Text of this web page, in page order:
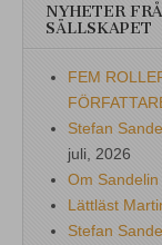
NYHETER
SÄLLSKAPET
FEM
Stefan
juli, 2026
Om
Lättläst
Stefan